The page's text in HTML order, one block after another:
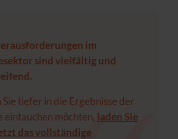
im
sind vielfältig und
Sie tiefer in die Ergebnisse der
eintauchen möchten, laden Sie
das vollständige